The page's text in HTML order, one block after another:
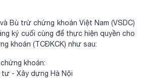
Bù trừ chứng khoán Việt Nam (VSDC)
ký cuối cùng để thực hiện quyền cho
khoán (TCĐKCK) như sau:
khoán:
- Xây dựng Hà Nội